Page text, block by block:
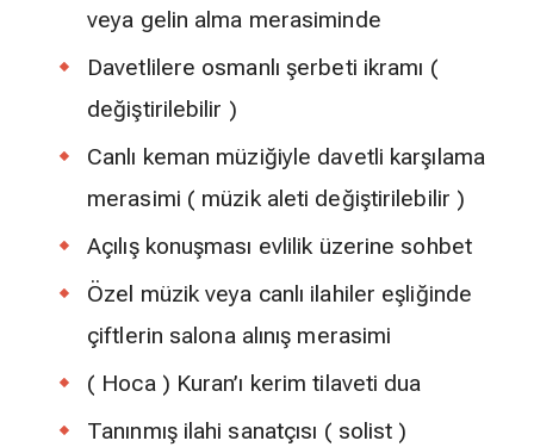
veya gelin alma merasiminde
Davetlilere osmanlı şerbeti ikramı (
değiştirilebilir )
Canlı keman müziğiyle davetli karşılama
merasimi ( müzik aleti değiştirilebilir )
Açılış konuşması evlilik üzerine sohbet
Özel müzik veya canlı ilahiler eşliğinde
çiftlerin salona alınış merasimi
( Hoca ) Kuran’ı kerim tilaveti dua
Tanınmış ilahi sanatçısı ( solist )